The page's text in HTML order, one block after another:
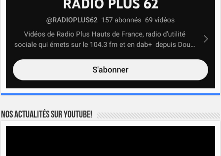
Nos actualités sur YOUTUBE!